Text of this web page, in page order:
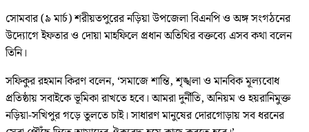
সোমবার (৯ মার্চ) শরীয়তপুরের নড়িয়া উপজেলা বিএনপি ও অঙ্গ সংগঠনের
উদ্যোগে ইফতার ও দোয়া মাহফিলে প্রধান অতিথির বক্তব্যে এসব কথা বলেন
তিনি।
সফিকুর রহমান কিরণ বলেন, ‘সমাজে শান্তি, শৃঙ্খলা ও মানবিক মূল্যবোধ
প্রতিষ্ঠায় সবাইকে ভূমিকা রাখতে হবে। আমরা দুর্নীতি, অনিয়ম ও হয়রানিমুক্ত
নড়িয়া-সখিপুর গড়ে তুলতে চাই। সাধারণ মানুষের দোরগোড়ায় সব ধরনের